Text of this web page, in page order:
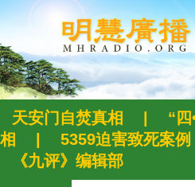
天安门自焚真相
“
相
5359迫害致死案例
《九评》编辑部